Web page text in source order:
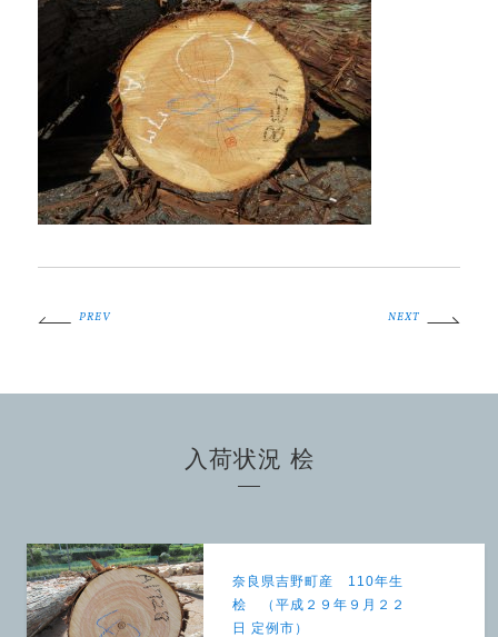
PREV NEXT
入荷状況 桧
奈良県吉野町産 110年生
桧 （平成２９年９月２２
日 定例市）